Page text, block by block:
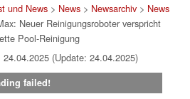
und News> News> Newsarchiv> News
Neuer Reinigungsroboter verspricht
Pool-Reinigung
(Update: 24.04.2025)
failed!